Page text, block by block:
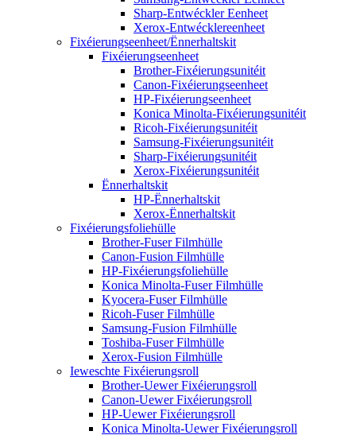
Sharp-Entwéckler Eenheet
Xerox-Entwécklereenheet
Fixéierungseenheet/Ënnerhaltskit
Fixéierungseenheet
Brother-Fixéierungsunitéit
Canon-Fixéierungseenheet
HP-Fixéierungseenheet
Konica Minolta-Fixéierungsunitéit
Ricoh-Fixéierungsunitéit
Samsung-Fixéierungsunitéit
Sharp-Fixéierungsunitéit
Xerox-Fixéierungsunitéit
Ënnerhaltskit
HP-Ënnerhaltskit
Xerox-Ënnerhaltskit
Fixéierungsfoliehülle
Brother-Fuser Filmhülle
Canon-Fusion Filmhülle
HP-Fixéierungsfoliehülle
Konica Minolta-Fuser Filmhülle
Kyocera-Fuser Filmhülle
Ricoh-Fuser Filmhülle
Samsung-Fusion Filmhülle
Toshiba-Fuser Filmhülle
Xerox-Fusion Filmhülle
Ieweschte Fixéierungsroll
Brother-Uewer Fixéierungsroll
Canon-Uewer Fixéierungsroll
HP-Uewer Fixéierungsroll
Konica Minolta-Uewer Fixéierungsroll